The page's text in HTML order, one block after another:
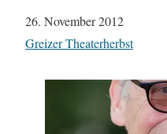
Datum
26. November 2012
In Bezug auf
Greizer Theaterherbst